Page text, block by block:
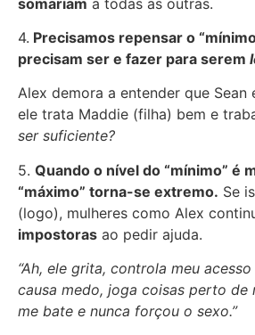
4. Precisamos repensar o
precisam ser e fazer para serem
Alex demora a entender que Sean
ele trata Maddie (filha) bem e
ser suficiente?
5. Quando o nível do “mínimo” é
“máximo” torna-se extremo. Se
(logo), mulheres como Alex
impostoras ao pedir ajuda.
“Ah, ele grita, controla meu
causa medo, joga coisas perto de
me bate e nunca forçou o sexo.”